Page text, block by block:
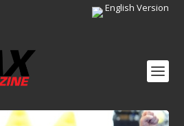
English Version